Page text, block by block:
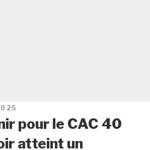
pour le CAC 40
atteint un